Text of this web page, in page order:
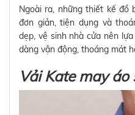
Ngoài ra, những thiết kế
đơn giản, tiện dụng và
dẹp, vệ sinh nhà cửa nên
dàng vận động, thoáng mát
Vải Kate may áo